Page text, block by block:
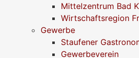
Mittelzentrum Bad
Wirtschaftsregion
Gewerbe
Staufener
Gewerbeverein